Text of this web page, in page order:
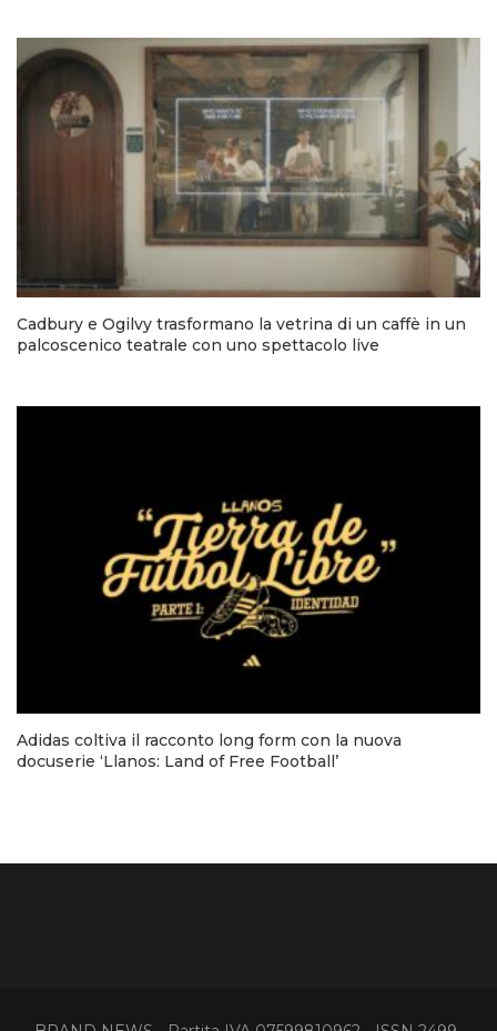
Cadbury e Ogilvy trasformano la vetrina di un caffè in un
palcoscenico teatrale con uno spettacolo live
Adidas coltiva il racconto long form con la nuova
docuserie ‘Llanos: Land of Free Football’